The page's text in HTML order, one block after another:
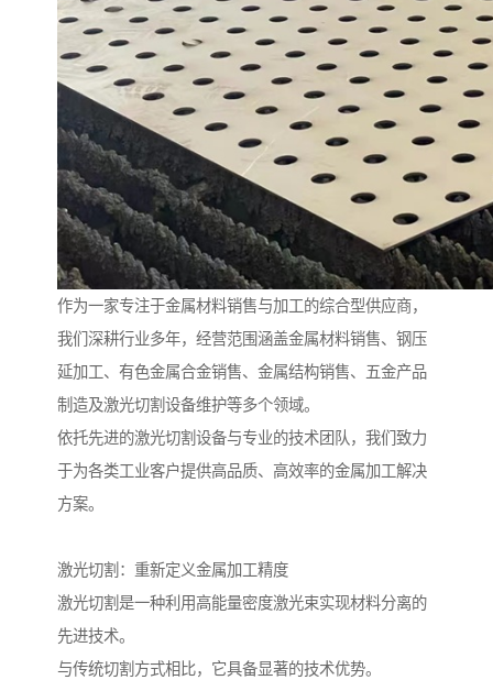
作为一家专注于金属材料销售与加工的综合型供应商，
我们深耕行业多年，经营范围涵盖金属材料销售、钢压
延加工、有色金属合金销售、金属结构销售、五金产品
制造及激光切割设备维护等多个领域。
依托先进的激光切割设备与专业的技术团队，我们致力
于为各类工业客户提供高品质、高效率的金属加工解决
方案。
激光切割：重新定义金属加工精度
激光切割是一种利用高能量密度激光束实现材料分离的
先进技术。
与传统切割方式相比，它具备显著的技术优势。